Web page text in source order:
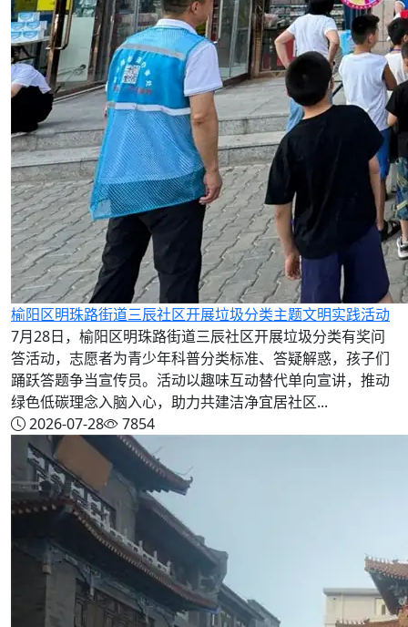
榆阳区明珠路街道三辰社区开展垃圾分类主题文明实践活动
7月28日，榆阳区明珠路街道三辰社区开展垃圾分类有奖问
答活动，志愿者为青少年科普分类标准、答疑解惑，孩子们
踊跃答题争当宣传员。活动以趣味互动替代单向宣讲，推动
绿色低碳理念入脑入心，助力共建洁净宜居社区...
2026-07-28
7854